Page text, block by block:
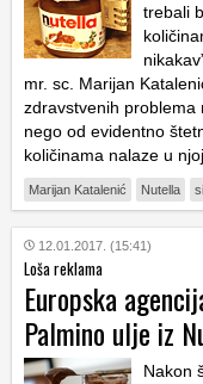
trebali
mr. sc. Marijan
zdravstvenih
nego od evidentno
količinama nalaze u
Marijan Katalenić Nutella
12.01.2017. (15:41)
Loša reklama
Europska
Palmino ulje iz
Nakon